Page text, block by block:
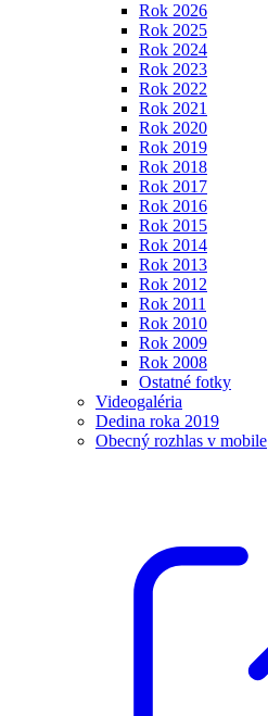
Rok 2026
Rok 2025
Rok 2024
Rok 2023
Rok 2022
Rok 2021
Rok 2020
Rok 2019
Rok 2018
Rok 2017
Rok 2016
Rok 2015
Rok 2014
Rok 2013
Rok 2012
Rok 2011
Rok 2010
Rok 2009
Rok 2008
Ostatné fotky
Videogaléria
Dedina roka 2019
Obecný rozhlas v mobile